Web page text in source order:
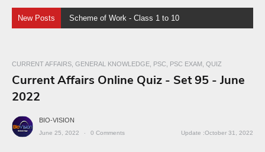
New Posts Scheme of Work - Class 1 to 10
CURRENT AFFAIRS GENERAL KNOWLEDGE PSC PSC EXAM QUIZ
Current Affairs Online Quiz - Set 95 - June
2022
BIO-VISION
June 25, 2022 0 Comments October 31, 2022